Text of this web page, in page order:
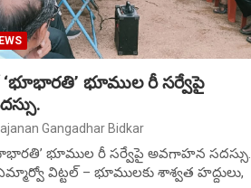
భూముల రీ సర్వేపై
Gangadhar Bidkar
భూముల రీ సర్వేపై అవగాహన సదస్సు.
విట్టల్ – భూములకు శాశ్వత హద్దులు,